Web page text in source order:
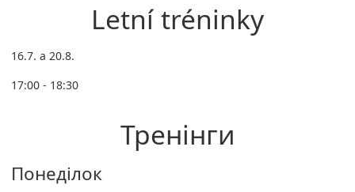
Letní tréninky
16.7. a 20.8.
17:00 - 18:30
Тренінги
Понеділок